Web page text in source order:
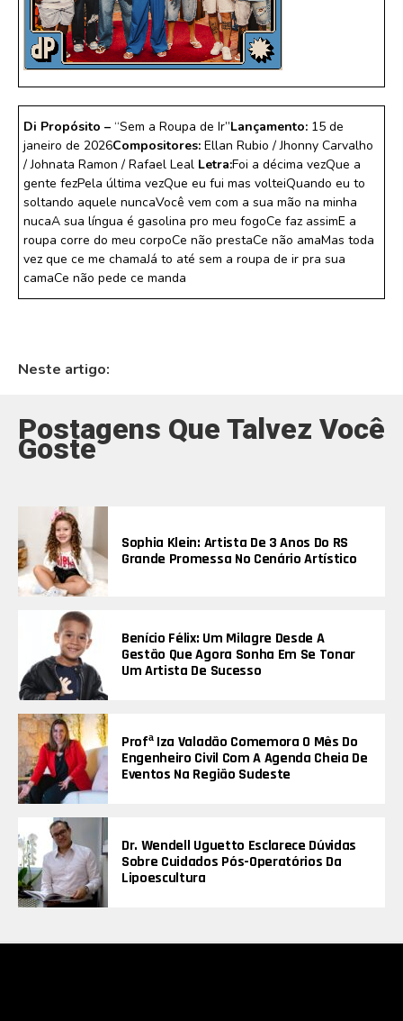
Di Propósito – “Sem a Roupa de Ir”Lançamento: 15 de
janeiro de 2026Compositores: Ellan Rubio / Jhonny Carvalho
/ Johnata Ramon / Rafael Leal Letra:Foi a décima vezQue a
gente fezPela última vezQue eu fui mas volteiQuando eu to
soltando aquele nuncaVocê vem com a sua mão na minha
nucaA sua língua é gasolina pro meu fogoCe faz assimE a
roupa corre do meu corpoCe não prestaCe não amaMas toda
vez que ce me chamaJá to até sem a roupa de ir pra sua
camaCe não pede ce manda
Neste artigo:
Postagens Que Talvez Você
Goste
Sophia Klein: Artista De 3 Anos Do RS
Grande Promessa No Cenário Artístico
Benício Félix: Um Milagre Desde A
Gestão Que Agora Sonha Em Se Tonar
Um Artista De Sucesso
Profª Iza Valadão Comemora O Mês Do
Engenheiro Civil Com A Agenda Cheia De
Eventos Na Região Sudeste
Dr. Wendell Uguetto Esclarece Dúvidas
Sobre Cuidados Pós-Operatórios Da
Lipoescultura